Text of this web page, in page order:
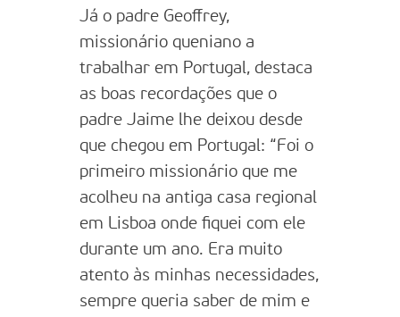
Já o padre Geoffrey,
missionário queniano a
trabalhar em Portugal, destaca
as boas recordações que o
padre Jaime lhe deixou desde
que chegou em Portugal: “Foi o
primeiro missionário que me
acolheu na antiga casa regional
em Lisboa onde fiquei com ele
durante um ano. Era muito
atento às minhas necessidades,
sempre queria saber de mim e